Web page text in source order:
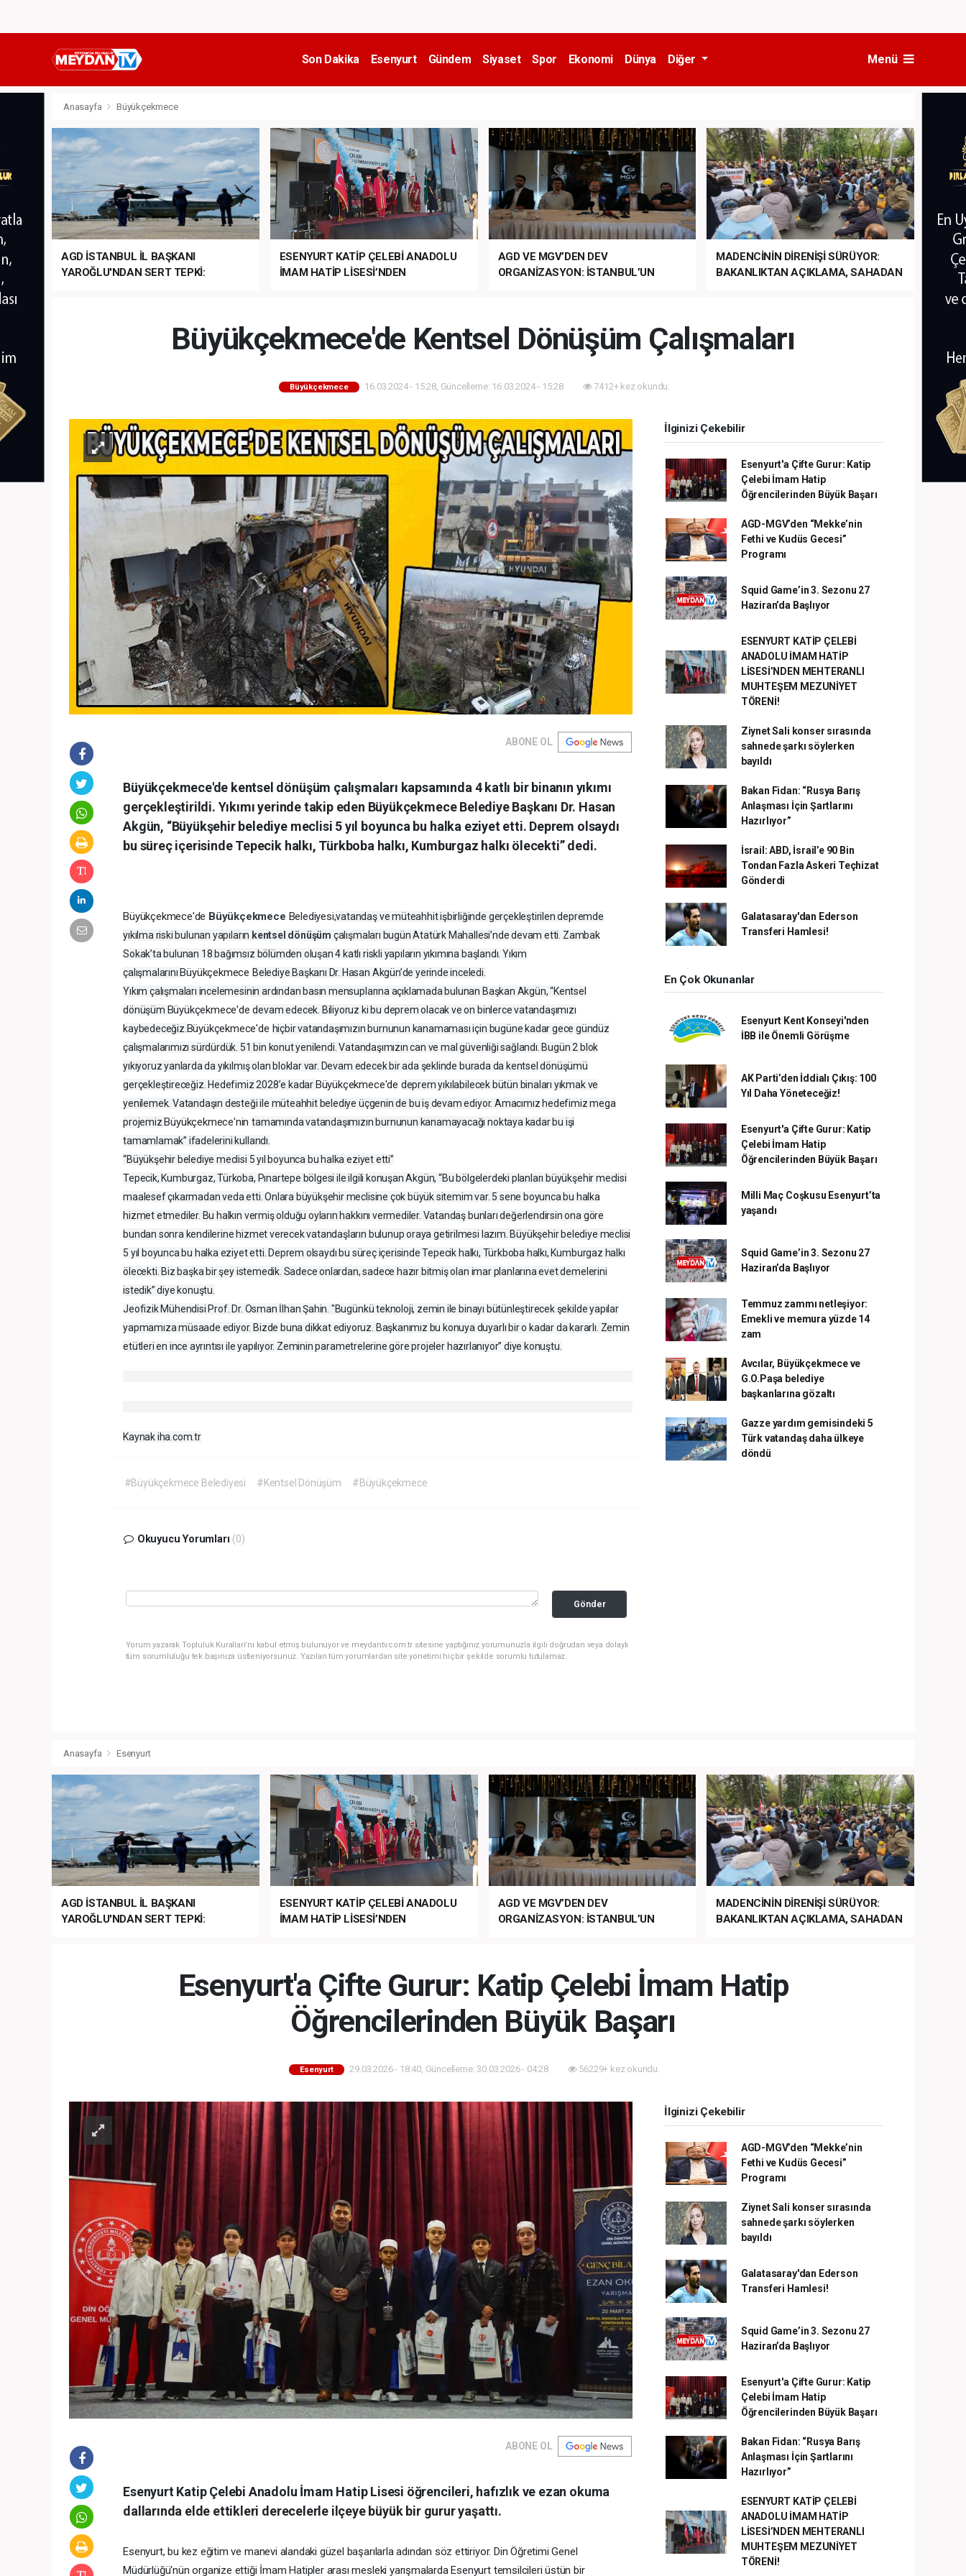
Son Dakika Esenyurt Gündem Siyaset Spor Ekonomi Dünya Diğer Menü
Anasayfa Büyükçekmece
AGD İSTANBUL İL BAŞKANI
YAROĞLU'NDAN SERT TEPKİ:
ESENYURT KATİP ÇELEBİ ANADOLU
İMAM HATİP LİSESİ’NDEN
AGD VE MGV’DEN DEV
ORGANİZASYON: İSTANBUL’UN
MADENCİNİN DİRENİŞİ SÜRÜYOR:
BAKANLIKTAN AÇIKLAMA, SAHADAN
Büyükçekmece'de Kentsel Dönüşüm Çalışmaları
Büyükçekmece 16.03.2024 - 15:28, Güncelleme: 16.03.2024 - 15:28 7412+ kez okundu.
ABONE OL
Büyükçekmece'de kentsel dönüşüm çalışmaları kapsamında 4 katlı bir binanın yıkımı
gerçekleştirildi. Yıkımı yerinde takip eden Büyükçekmece Belediye Başkanı Dr. Hasan
Akgün, “Büyükşehir belediye meclisi 5 yıl boyunca bu halka eziyet etti. Deprem olsaydı
bu süreç içerisinde Tepecik halkı, Türkboba halkı, Kumburgaz halkı ölecekti” dedi.
Büyükçekmece'de Büyükçekmece Belediyesi,vatandaş ve müteahhit işbirliğinde gerçekleştirilen depremde
yıkılma riski bulunan yapıların kentsel dönüşüm çalışmaları bugün Atatürk Mahallesi’nde devam etti. Zambak
Sokak’ta bulunan 18 bağımsız bölümden oluşan 4 katlı riskli yapıların yıkımına başlandı. Yıkım
çalışmalarınıBüyükçekmece Belediye Başkanı Dr. Hasan Akgün’de yerinde inceledi.
Yıkım çalışmaları incelemesinin ardından basın mensuplarına açıklamada bulunan Başkan Akgün, “Kentsel
dönüşüm Büyükçekmece'dedevam edecek. Biliyoruz ki bu deprem olacak ve on binlerce vatandaşımızı
kaybedeceğiz. Büyükçekmece'de hiçbir vatandaşımızın burnunun kanamaması için bugüne kadar gece gündüz
çalışmalarımızı sürdürdük. 51 bin konut yenilendi. Vatandaşımızın can ve mal güvenliği sağlandı. Bugün 2 blok
yıkıyoruz yanlarda da yıkılmış olan bloklar var. Devam edecek bir ada şeklinde burada da kentsel dönüşümü
gerçekleştireceğiz. Hedefimiz 2028’e kadarBüyükçekmece'de deprem yıkılabilecek bütün binaları yıkmak ve
yenilemek. Vatandaşın desteği ile müteahhit belediye üçgenin de bu iş devam ediyor. Amacımız hedefimiz mega
projemizBüyükçekmece'nintamamında vatandaşımızın burnunun kanamayacağı noktaya kadar bu işi
tamamlamak” ifadelerini kullandı.
“Büyükşehir belediye meclisi 5 yıl boyunca bu halka eziyet etti”
Tepecik, Kumburgaz, Türkoba, Pınartepe bölgesi ile ilgili konuşan Akgün, “Bu bölgelerdeki planları büyükşehir meclisi
maalesef çıkarmadan veda etti. Onlara büyükşehir meclisine çok büyük sitemim var. 5 sene boyunca bu halka
hizmet etmediler. Bu halkın vermiş olduğu oyların hakkını vermediler. Vatandaş bunları değerlendirsin ona göre
bundan sonra kendilerine hizmet verecek vatandaşların bulunup oraya getirilmesi lazım. Büyükşehir belediye meclisi
5 yıl boyunca bu halka eziyet etti. Deprem olsaydı bu süreç içerisinde Tepecik halkı, Türkboba halkı, Kumburgaz halkı
ölecekti. Biz başka bir şey istemedik. Sadece onlardan, sadece hazır bitmiş olan imar planlarına evet demelerini
istedik” diye konuştu.
Jeofizik Mühendisi Prof. Dr. Osman İlhan Şahin. "Bugünkü teknoloji, zemin ile binayı bütünleştirecek şekilde yapılar
yapmamıza müsaade ediyor. Bizde buna dikkat ediyoruz. Başkanımız bu konuya duyarlı bir o kadar da kararlı. Zemin
etütleri en ince ayrıntısı ile yapılıyor. Zeminin parametrelerine göre projeler hazırlanıyor” diye konuştu.
Kaynak iha.com.tr
#Büyükçekmece Belediyesi #Kentsel Dönüşüm #Büyükçekmece
Okuyucu Yorumları (0)
Gönder
Yorum yazarak Topluluk Kuralları’nı kabul etmiş bulunuyor ve meydantv.com.tr sitesine yaptığınız yorumunuzla ilgili doğrudan veya dolaylı
tüm sorumluluğu tek başınıza üstleniyorsunuz. Yazılan tüm yorumlardan site yönetimi hiçbir şekilde sorumlu tutulamaz.
İlginizi Çekebilir
Esenyurt'a Çifte Gurur: Katip
Çelebi İmam Hatip
Öğrencilerinden Büyük Başarı
AGD-MGV’den “Mekke’nin
Fethi ve Kudüs Gecesi”
Programı
Squid Game’in 3. Sezonu 27
Haziran’da Başlıyor
ESENYURT KATİP ÇELEBİ
ANADOLU İMAM HATİP
LİSESİ’NDEN MEHTERANLI
MUHTEŞEM MEZUNİYET
TÖRENİ!
Ziynet Sali konser sırasında
sahnede şarkı söylerken
bayıldı
Bakan Fidan: “Rusya Barış
Anlaşması İçin Şartlarını
Hazırlıyor”
İsrail: ABD, İsrail’e 90 Bin
Tondan Fazla Askeri Teçhizat
Gönderdi
Galatasaray'dan Ederson
Transferi Hamlesi!
En Çok Okunanlar
Esenyurt Kent Konseyi'nden
İBB ile Önemli Görüşme
AK Parti’den İddialı Çıkış: 100
Yıl Daha Yöneteceğiz!
Esenyurt'a Çifte Gurur: Katip
Çelebi İmam Hatip
Öğrencilerinden Büyük Başarı
Milli Maç Coşkusu Esenyurt’ta
yaşandı
Squid Game’in 3. Sezonu 27
Haziran’da Başlıyor
Temmuz zammı netleşiyor:
Emekli ve memura yüzde 14
zam
Avcılar, Büyükçekmece ve
G.O.Paşa belediye
başkanlarına gözaltı
Gazze yardım gemisindeki 5
Türk vatandaş daha ülkeye
döndü
Anasayfa Esenyurt
AGD İSTANBUL İL BAŞKANI
YAROĞLU'NDAN SERT TEPKİ:
ESENYURT KATİP ÇELEBİ ANADOLU
İMAM HATİP LİSESİ’NDEN
AGD VE MGV’DEN DEV
ORGANİZASYON: İSTANBUL’UN
MADENCİNİN DİRENİŞİ SÜRÜYOR:
BAKANLIKTAN AÇIKLAMA, SAHADAN
Esenyurt'a Çifte Gurur: Katip Çelebi İmam Hatip
Öğrencilerinden Büyük Başarı
Esenyurt 29.03.2026 - 18:40, Güncelleme: 30.03.2026 - 04:28 56229+ kez okundu.
ABONE OL
Esenyurt Katip Çelebi Anadolu İmam Hatip Lisesi öğrencileri, hafızlık ve ezan okuma
dallarında elde ettikleri derecelerle ilçeye büyük bir gurur yaşattı.
Esenyurt, bu kez eğitim ve manevi alandaki güzel başarılarla adından söz ettiriyor. Din Öğretimi Genel
Müdürlüğü'nün organize ettiği İmam Hatipler arası mesleki yarışmalarda Esenyurt temsilcileri üstün bir
İlginizi Çekebilir
AGD-MGV’den “Mekke’nin
Fethi ve Kudüs Gecesi”
Programı
Ziynet Sali konser sırasında
sahnede şarkı söylerken
bayıldı
Galatasaray'dan Ederson
Transferi Hamlesi!
Squid Game’in 3. Sezonu 27
Haziran’da Başlıyor
Esenyurt'a Çifte Gurur: Katip
Çelebi İmam Hatip
Öğrencilerinden Büyük Başarı
Bakan Fidan: “Rusya Barış
Anlaşması İçin Şartlarını
Hazırlıyor”
ESENYURT KATİP ÇELEBİ
ANADOLU İMAM HATİP
LİSESİ’NDEN MEHTERANLI
MUHTEŞEM MEZUNİYET
TÖRENİ!